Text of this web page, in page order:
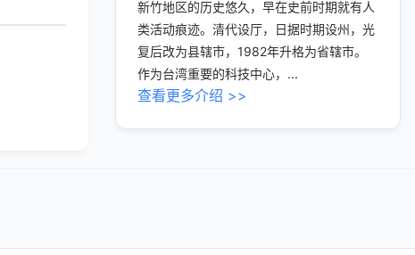
新竹地区的历史悠久，早在史前时期就有人
类活动痕迹。清代设厅，日据时期设州，光
复后改为县辖市，1982年升格为省辖市。
作为台湾重要的科技中心，...
查看更多介绍 >>